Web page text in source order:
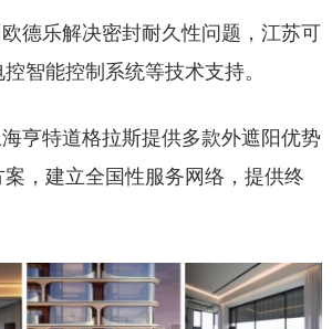
德乐解决密封耐久性问题，江苏可
智能控制系统等技术支持。
亨特道格拉斯提供多款外遮阳优势
，建立全国性服务网络，提供终